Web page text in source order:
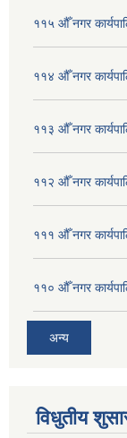
११५ औँ नगर
११४ औँ नगर
११३ औँ नगर
११२ औँ नगर
१११ औँ नगर
११० औँ नगर
अन्य
विधुतीय